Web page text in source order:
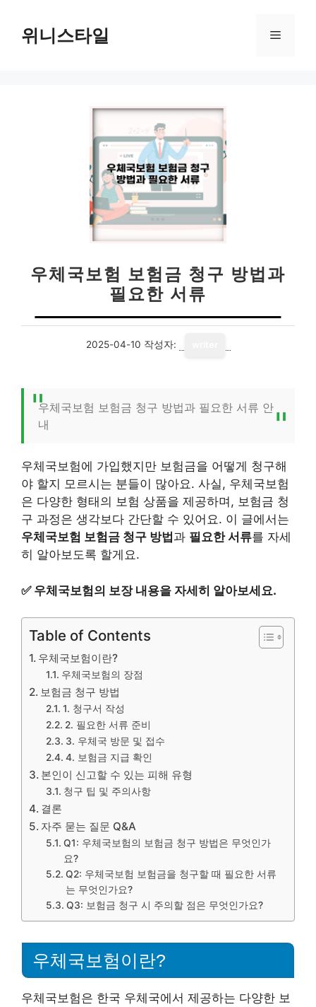
위니스타일 메
우체국보험 보험금 청구 방법과
필요한 서류
2025-04-10 작성자:
우체국보험 보험금 청구 방법과 필요한 서류 안
내
우체국보험에 가입했지만 보험금을 어떻게 청구해
야 할지 모르시는 분들이 많아요. 사실, 우체국보험
은 다양한 형태의 보험 상품을 제공하며, 보험금 청
구 과정은 생각보다 간단할 수 있어요. 이 글에서는
우체국보험 보험금 청구 방법 과 필요한 서류를 자세
히 알아보도록 할게요.
✅ 우체국보험의 보장 내용을 자세히 알아보세요.
Table of Contents
우체국보험이란?
우체국보험의 장점
보험금 청구 방법
1. 청구서 작성
2. 필요한 서류 준비
3. 우체국 방문 및 접수
4. 보험금 지급 확인
본인이 신고할 수 있는 피해 유형
청구 팁 및 주의사항
결론
자주 묻는 질문 Q&A
Q1: 우체국보험의 보험금 청구 방법은 무엇인가
요?
Q2: 우체국보험 보험금을 청구할 때 필요한 서류
는 무엇인가요?
Q3: 보험금 청구 시 주의할 점은 무엇인가요?
우체국보험이란?
우체국보험은 한국 우체국에서 제공하는 다양한 보